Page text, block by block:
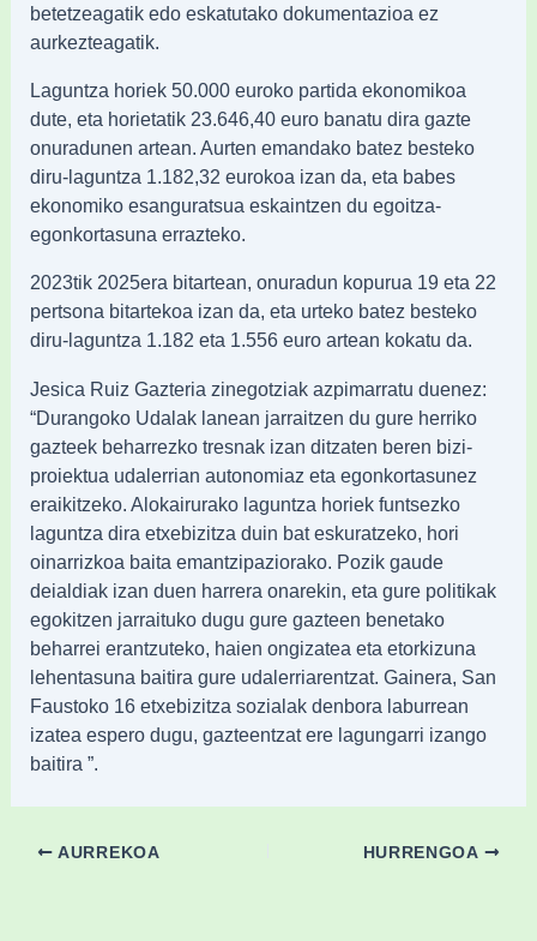
betetzeagatik edo eskatutako dokumentazioa ez
aurkezteagatik.
Laguntza horiek 50.000 euroko partida ekonomikoa
dute, eta horietatik 23.646,40 euro banatu dira gazte
onuradunen artean. Aurten emandako batez besteko
diru-laguntza 1.182,32 eurokoa izan da, eta babes
ekonomiko esanguratsua eskaintzen du egoitza-
egonkortasuna errazteko.
2023tik 2025era bitartean, onuradun kopurua 19 eta 22
pertsona bitartekoa izan da, eta urteko batez besteko
diru-laguntza 1.182 eta 1.556 euro artean kokatu da.
Jesica Ruiz Gazteria zinegotziak azpimarratu duenez:
“Durangoko Udalak lanean jarraitzen du gure herriko
gazteek beharrezko tresnak izan ditzaten beren bizi-
proiektua udalerrian autonomiaz eta egonkortasunez
eraikitzeko. Alokairurako laguntza horiek funtsezko
laguntza dira etxebizitza duin bat eskuratzeko, hori
oinarrizkoa baita emantzipaziorako. Pozik gaude
deialdiak izan duen harrera onarekin, eta gure politikak
egokitzen jarraituko dugu gure gazteen benetako
beharrei erantzuteko, haien ongizatea eta etorkizuna
lehentasuna baitira gure udalerriarentzat. Gainera, San
Faustoko 16 etxebizitza sozialak denbora laburrean
izatea espero dugu, gazteentzat ere lagungarri izango
baitira ”.
AURREKOA HURRENGOA